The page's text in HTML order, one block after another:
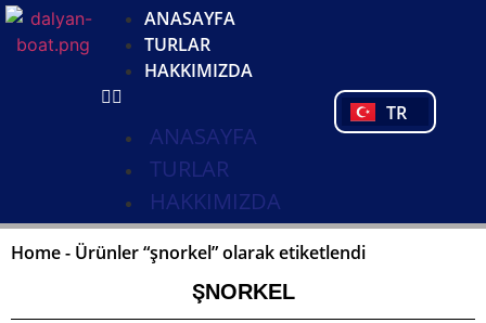
ANASAYFA
TURLAR
HAKKIMIZDA
ANASAYFA
TURLAR
HAKKIMIZDA
TR
PL
PT
Home- Ürünler “şnorkel” olarak etiketlendi
ŞNORKEL